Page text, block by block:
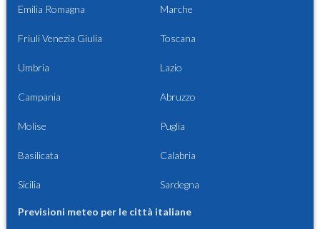
Emilia Romagna Marche
Friuli Venezia Giulia Toscana
Umbria Lazio
Campania Abruzzo
Molise Puglia
Basilicata Calabria
Sicilia Sardegna
Previsioni meteo per le città italiane